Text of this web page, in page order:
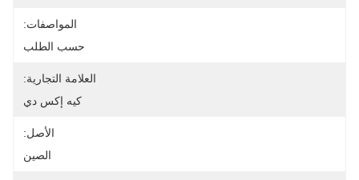
المواصفات:
حسب الطلب
العلامة التجارية:
كيه إكس دي
الأصل:
الصين